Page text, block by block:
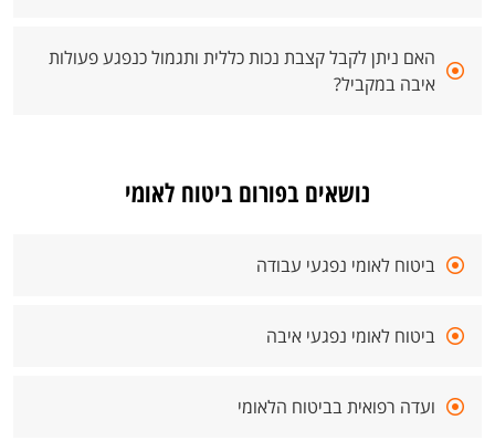
האם ניתן לקבל קצבת נכות כללית ותגמול כנפגע פעולות
איבה במקביל?
נושאים בפורום ביטוח לאומי
ביטוח לאומי נפגעי עבודה
ביטוח לאומי נפגעי איבה
ועדה רפואית בביטוח הלאומי